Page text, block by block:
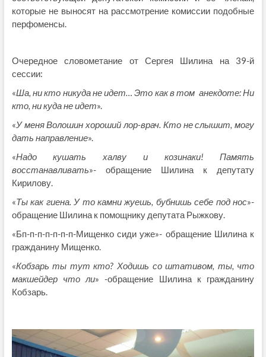
которые не выносят на рассмотрение комиссии подобные
перфоменсы.
Очередное словометание от Сергея Шилина на 39-й
сессии:
«Ша, ни кто никуда не идет… Это как в том анекдоте: Ни
кто, ни куда не идет».
«У меня Волошин хороший лор-врач. Кто не слышит, могу
дать направление».
«Надо кушать халву и козинаки! Память
восстанавливать»- обращение Шилина к депутату
Кирилову.
«Ты как гиена. У то камни жуешь, бубнишь себе под нос»-
обращение Шилина к помощнику депутата Рыжкову.
«Бп-п-п-п-п-п-п-Мищенко сиди уже»- обращение Шилина к
гражданину Мищенко.
«Кобзарь ты тут кто? Ходишь со штативом, ты, что
макшейдер что ли» -обращение Шилина к гражданину
Кобзарь.